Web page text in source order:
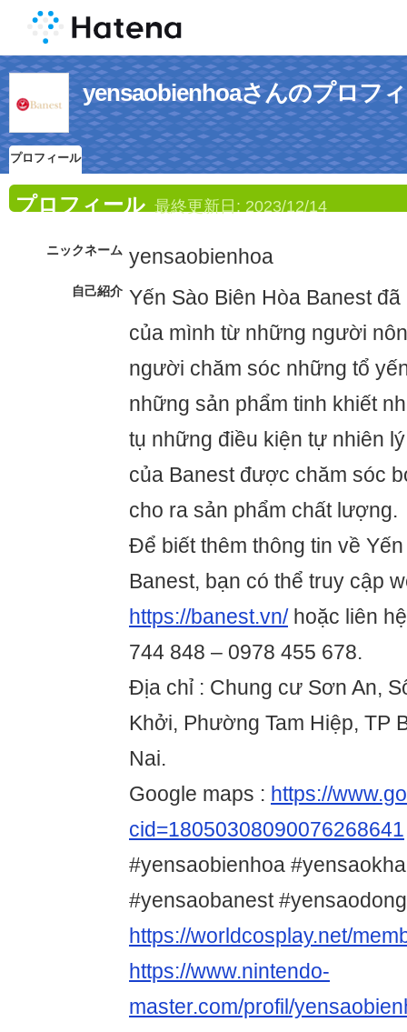
yensaobienhoaさんのプロフ
プロフィール
プロフィール 最終更新日: 2023/12/14
ニックネーム yensaobienhoa
自己紹介 Yến Sào Biên Hòa Banest
của mình từ những người
người chăm sóc những tổ
những sản phẩm tinh khiết
tụ những điều kiện tự nhiên
của Banest được chăm sóc
cho ra sản phẩm chất lượng.
Để biết thêm thông tin về
Banest, bạn có thể truy cập
https://banest.vn/hoặc liên
744 848 – 0978 455 678.
Địa chỉ : Chung cư Sơn An,
Khởi, Phường Tam Hiệp, TP
Nai.
Google maps : https://
cid=18050308090076268641
#yensaobienhoa
#yensaobanest
https://worldcosplay.net/
https://www.nintendo-
master.com/profil/